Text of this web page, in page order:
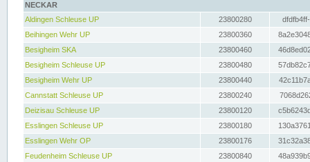
NECKAR
Aldingen Schleuse UP
23800280
Beihingen Wehr UP
23800360
Besigheim SKA
23800460
Besigheim Schleuse UP
23800480
Besigheim Wehr UP
23800440
Cannstatt Schleuse UP
23800240
Deizisau Schleuse UP
23800120
Esslingen Schleuse UP
23800180
Esslingen Wehr OP
23800176
Feudenheim Schleuse UP
23800840